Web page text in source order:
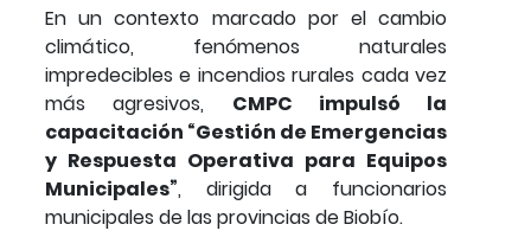
En un contexto marcado por el cambio
climático, fenómenos naturales
impredecibles e incendios rurales cada vez
más agresivos, CMPC impulsó la
capacitación “Gestión de Emergencias
y Respuesta Operativa para Equipos
Municipales”, dirigida a funcionarios
municipales de las provincias de Biobío.